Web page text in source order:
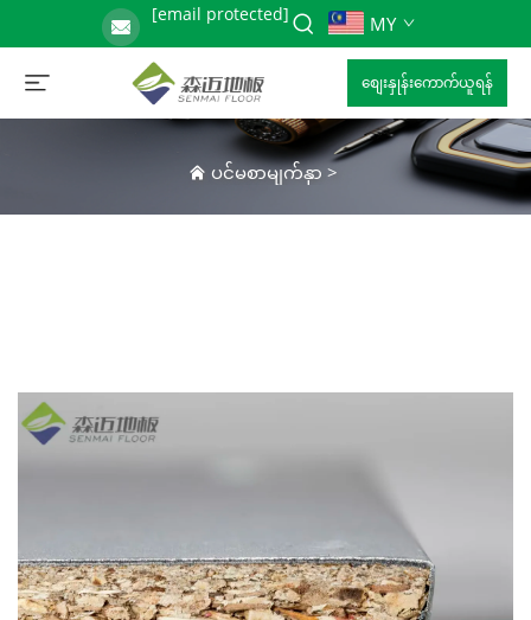
[email protected] MY
စျေးနှုန်းကောက်ယူရန်
ပင်မစာမျက်နှာ >